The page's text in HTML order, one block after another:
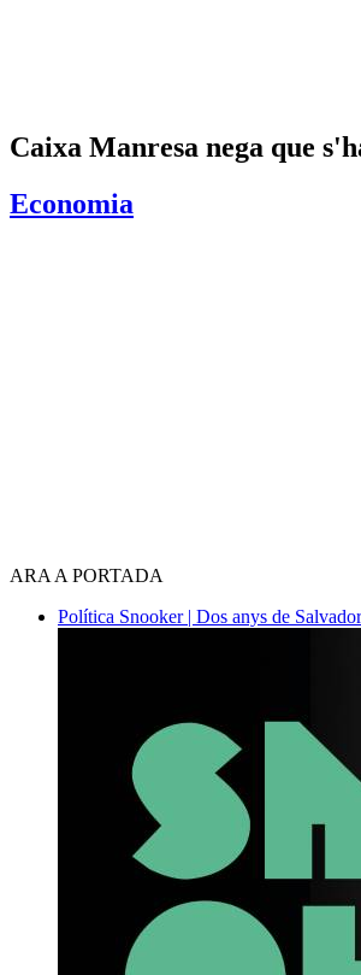
Caixa Manresa nega que
Economia
ARA A PORTADA
Política Snooker | Dos anys de